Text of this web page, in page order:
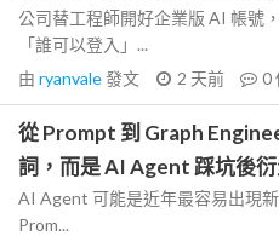
公司替工程師開好企業版 AI 帳號
「誰可以登入」...
由 ryanvale發文 2 天前 0
從 Prompt 到 Graph
詞，而是 AI Agent 踩坑後
AI Agent 可能是近年最容易出現
Prom...